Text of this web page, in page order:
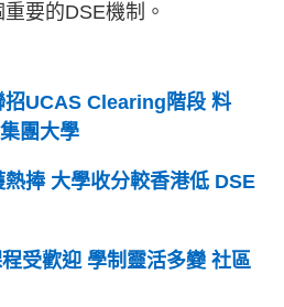
要的DSE機制。
招UCAS Clearing階段 料
團大學
捧 大學收分較香港低 DSE
受歡迎 學制靈活多變 社區